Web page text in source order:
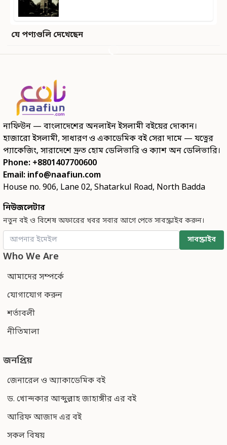
যে পণ্যগুলি দেখেছেন
নাফিউন — বাংলাদেশের অনলাইন ইসলামী বইয়ের দোকান।
হাজারো ইসলামী, সাধারণ ও একাডেমিক বই সেরা দামে — যত্নের
প্যাকেজিং, সারাদেশে দ্রুত হোম ডেলিভারি ও ক্যাশ অন ডেলিভারি।
Phone: +8801407700600
Email: info@naafiun.com
House no. 906, Lane 02, Shatarkul Road, North Badda
নিউজলেটার
নতুন বই ও বিশেষ অফারের খবর সবার আগে পেতে সাবস্ক্রাইব করুন।
সাবস্ক্রাইব
Who We Are
আমাদের সম্পর্কে
যোগাযোগ করুন
শর্তাবলী
নীতিমালা
জনপ্রিয়
জেনারেল ও অ্যাকাডেমিক বই
ড. খোন্দকার আব্দুল্লাহ জাহাঙ্গীর এর বই
আরিফ আজাদ এর বই
সকল বিষয়